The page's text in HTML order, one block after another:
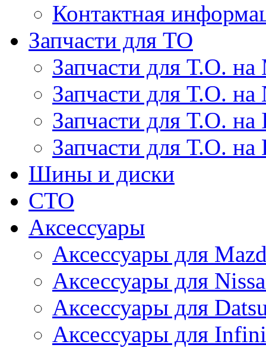
Контактная
Запчасти для ТО
Запчасти для Т.О. на
Запчасти для Т.О. на
Запчасти для Т.О.
Запчасти для Т.О. на
Шины и диски
СТО
Аксессуары
Аксессуары для
Аксессуары для
Аксессуары для
Аксессуары для